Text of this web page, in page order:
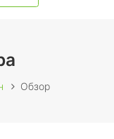
Обзор